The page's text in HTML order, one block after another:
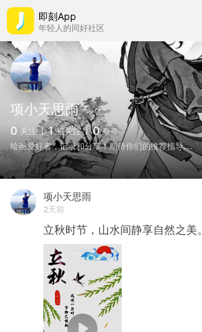
即刻App
年轻人的同好社区
项小天思雨
0 关注 1 被关注 0 夸夸
绘画爱好者，记录和分享！期待你们的推荐指导….
项小天思雨
2天前
立秋时节，山水间静享自然之美。